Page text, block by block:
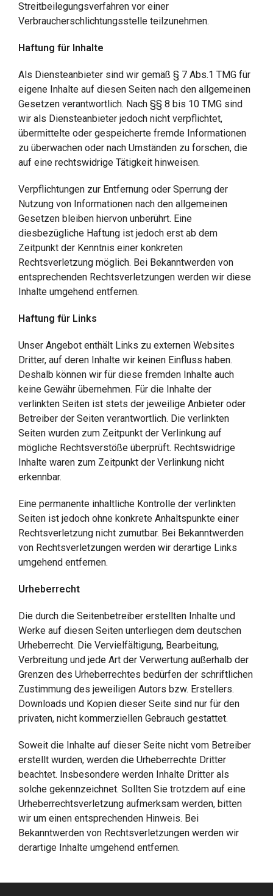
Streitbeilegungsverfahren vor einer
Verbraucherschlichtungsstelle teilzunehmen.
Haftung für Inhalte
Als Diensteanbieter sind wir gemäß § 7 Abs.1 TMG für
eigene Inhalte auf diesen Seiten nach den allgemeinen
Gesetzen verantwortlich. Nach §§ 8 bis 10 TMG sind
wir als Diensteanbieter jedoch nicht verpflichtet,
übermittelte oder gespeicherte fremde Informationen
zu überwachen oder nach Umständen zu forschen, die
auf eine rechtswidrige Tätigkeit hinweisen.
Verpflichtungen zur Entfernung oder Sperrung der
Nutzung von Informationen nach den allgemeinen
Gesetzen bleiben hiervon unberührt. Eine
diesbezügliche Haftung ist jedoch erst ab dem
Zeitpunkt der Kenntnis einer konkreten
Rechtsverletzung möglich. Bei Bekanntwerden von
entsprechenden Rechtsverletzungen werden wir diese
Inhalte umgehend entfernen.
Haftung für Links
Unser Angebot enthält Links zu externen Websites
Dritter, auf deren Inhalte wir keinen Einfluss haben.
Deshalb können wir für diese fremden Inhalte auch
keine Gewähr übernehmen. Für die Inhalte der
verlinkten Seiten ist stets der jeweilige Anbieter oder
Betreiber der Seiten verantwortlich. Die verlinkten
Seiten wurden zum Zeitpunkt der Verlinkung auf
mögliche Rechtsverstöße überprüft. Rechtswidrige
Inhalte waren zum Zeitpunkt der Verlinkung nicht
erkennbar.
Eine permanente inhaltliche Kontrolle der verlinkten
Seiten ist jedoch ohne konkrete Anhaltspunkte einer
Rechtsverletzung nicht zumutbar. Bei Bekanntwerden
von Rechtsverletzungen werden wir derartige Links
umgehend entfernen.
Urheberrecht
Die durch die Seitenbetreiber erstellten Inhalte und
Werke auf diesen Seiten unterliegen dem deutschen
Urheberrecht. Die Vervielfältigung, Bearbeitung,
Verbreitung und jede Art der Verwertung außerhalb der
Grenzen des Urheberrechtes bedürfen der schriftlichen
Zustimmung des jeweiligen Autors bzw. Erstellers.
Downloads und Kopien dieser Seite sind nur für den
privaten, nicht kommerziellen Gebrauch gestattet.
Soweit die Inhalte auf dieser Seite nicht vom Betreiber
erstellt wurden, werden die Urheberrechte Dritter
beachtet. Insbesondere werden Inhalte Dritter als
solche gekennzeichnet. Sollten Sie trotzdem auf eine
Urheberrechtsverletzung aufmerksam werden, bitten
wir um einen entsprechenden Hinweis. Bei
Bekanntwerden von Rechtsverletzungen werden wir
derartige Inhalte umgehend entfernen.